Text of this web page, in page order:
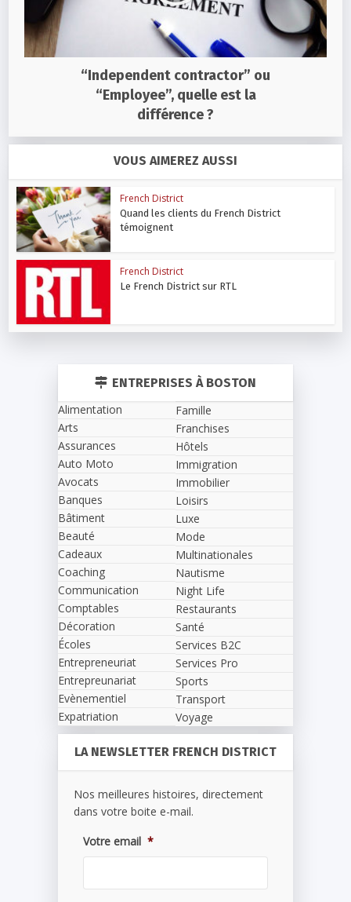
“Independent contractor” ou
“Employee”, quelle est la
différence ?
VOUS AIMEREZ AUSSI
French District
Quand les clients du French District
témoignent
French District
Le French District sur RTL
ENTREPRISES À BOSTON
Alimentation
Arts
Assurances
Auto Moto
Avocats
Banques
Bâtiment
Beauté
Cadeaux
Coaching
Communication
Comptables
Décoration
Écoles
Entrepreneuriat
Entrepreunariat
Evènementiel
Expatriation
Famille
Franchises
Hôtels
Immigration
Immobilier
Loisirs
Luxe
Mode
Multinationales
Nautisme
Night Life
Restaurants
Santé
Services B2C
Services Pro
Sports
Transport
Voyage
LA NEWSLETTER FRENCH DISTRICT
Nos meilleures histoires, directement
dans votre boite e-mail.
Votre email *